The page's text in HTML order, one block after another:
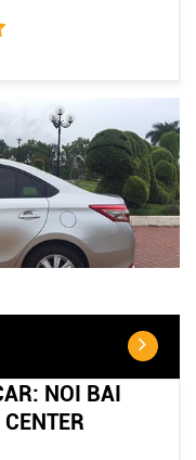
NOI BAI